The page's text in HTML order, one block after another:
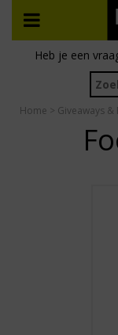
Heb je een
Home > Giveaways &